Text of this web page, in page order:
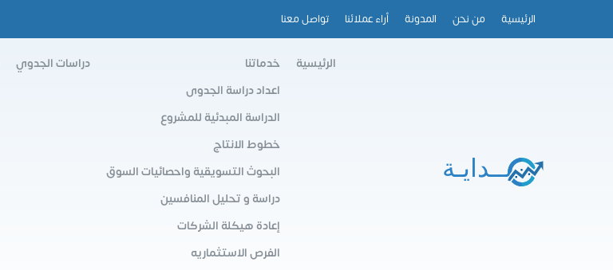
الرئيسية من نحن المدونة أراء عملائنا تواصل معنا
الرئيسية
خدماتنا
اعداد دراسة الجدوى
الدراسة المبدئية للمشروع
خطوط الانتاج
البحوث التسويقية واحصائيات السوق
دراسة و تحليل المنافسين
إعادة هيكلة الشركات
الفرص الاستثماريه
دراسات الجدوي